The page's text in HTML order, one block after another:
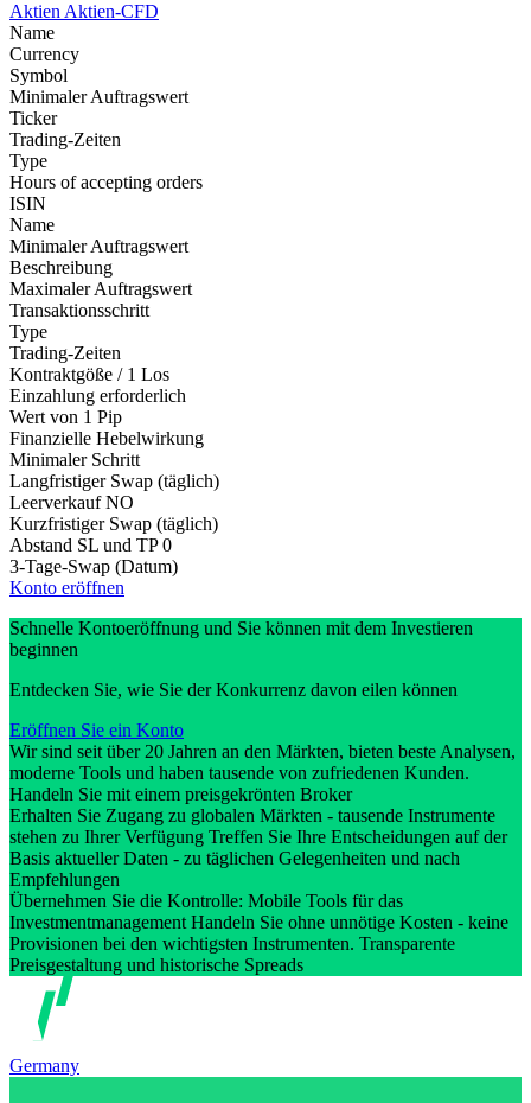
Aktien Aktien-CFD
Name
Currency
Symbol
Minimaler Auftragswert
Ticker
Trading-Zeiten
Type
Hours of accepting orders
ISIN
Name
Minimaler Auftragswert
Beschreibung
Maximaler Auftragswert
Transaktionsschritt
Type
Trading-Zeiten
Kontraktgöße / 1 Los
Einzahlung erforderlich
Wert von 1 Pip
Finanzielle Hebelwirkung
Minimaler Schritt
Langfristiger Swap (täglich)
Leerverkauf NO
Kurzfristiger Swap (täglich)
Abstand SL und TP 0
3-Tage-Swap (Datum)
Konto eröffnen
Schnelle Kontoeröffnung und Sie können mit dem Investieren
beginnen
Entdecken Sie, wie Sie der Konkurrenz davon eilen können
Eröffnen Sie ein Konto
Wir sind seit über 20 Jahren an den Märkten, bieten beste Analysen,
moderne Tools und haben tausende von zufriedenen Kunden.
Handeln Sie mit einem preisgekrönten Broker
Erhalten Sie Zugang zu globalen Märkten - tausende Instrumente
stehen zu Ihrer Verfügung Treffen Sie Ihre Entscheidungen auf der
Basis aktueller Daten - zu täglichen Gelegenheiten und nach
Empfehlungen
Übernehmen Sie die Kontrolle: Mobile Tools für das
Investmentmanagement Handeln Sie ohne unnötige Kosten - keine
Provisionen bei den wichtigsten Instrumenten. Transparente
Preisgestaltung und historische Spreads
Germany